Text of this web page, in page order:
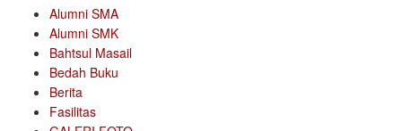
Alumni SMA
Alumni SMK
Bahtsul Masail
Bedah Buku
Berita
Fasilitas